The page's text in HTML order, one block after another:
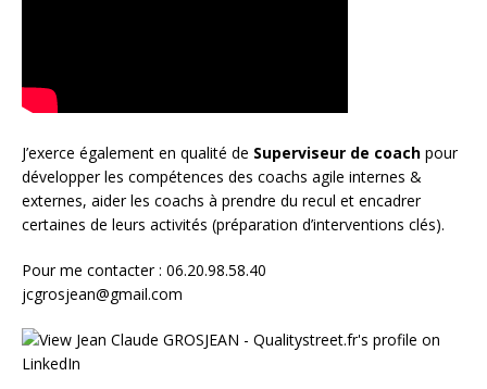
J’exerce également en qualité de Superviseur de coach pour
développer les compétences des coachs agile internes &
externes, aider les coachs à prendre du recul et encadrer
certaines de leurs activités (préparation d’interventions clés).
Pour me contacter : 06.20.98.58.40
jcgrosjean@gmail.com